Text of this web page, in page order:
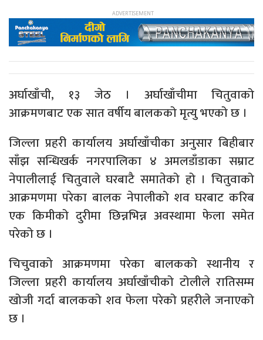
अर्घाखाँची, १३ जेठ । अर्घाखाँचीमा चितुवाको
आक्रमणबाट एक सात वर्षीय बालकको मृत्यु भएको छ ।
जिल्ला प्रहरी कार्यालय अर्घाखाँचीका अनुसार बिहीबार
साँझ सन्धिखर्क नगरपालिका ४ अमलडाँडाका सम्राट
नेपालीलाई चितुवाले घरबाटै समातेको हो । चितुवाको
आक्रमणमा परेका बालक नेपालीको शव घरबाट करिब
एक किमीको दुरीमा छिन्नभिन्न अवस्थामा फेला समेत
परेको छ ।
चिचुवाको आक्रमणमा परेका बालकको स्थानीय र
जिल्ला प्रहरी कार्यालय अर्घाखाँचीको टोलीले रातिसम्म
खोजी गर्दा बालकको शव फेला परेको प्रहरीले जनाएको
छ ।